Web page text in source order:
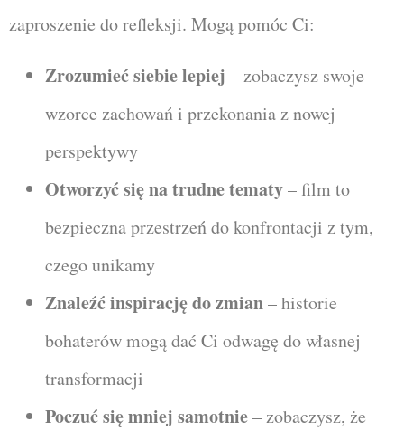
zaproszenie do refleksji. Mogą pomóc Ci:
Zrozumieć siebie lepiej – zobaczysz swoje
wzorce zachowań i przekonania z nowej
perspektywy
Otworzyć się na trudne tematy– film to
bezpieczna przestrzeń do konfrontacji z tym,
czego unikamy
Znaleźć inspirację do zmian– historie
bohaterów mogą dać Ci odwagę do własnej
transformacji
Poczuć się mniej samotnie– zobaczysz, że